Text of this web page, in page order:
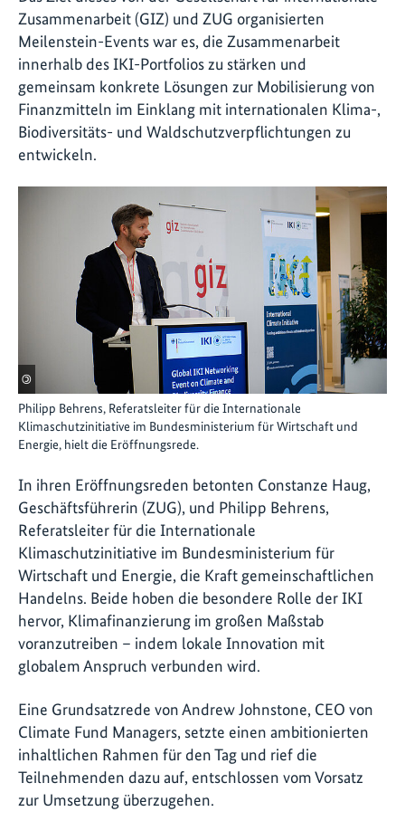
Zusammenarbeit (GIZ) und ZUG organisierten
Meilenstein-Events war es, die Zusammenarbeit
innerhalb des IKI-Portfolios zu stärken und
gemeinsam konkrete Lösungen zur Mobilisierung von
Finanzmitteln im Einklang mit internationalen Klima-,
Biodiversitäts- und Waldschutzverpflichtungen zu
entwickeln.
©
Philipp Behrens, Referatsleiter für die Internationale
Klimaschutzinitiative im Bundesministerium für Wirtschaft und
Energie, hielt die Eröffnungsrede.
In ihren Eröffnungsreden betonten Constanze Haug,
Geschäftsführerin (ZUG), und Philipp Behrens,
Referatsleiter für die Internationale
Klimaschutzinitiative im Bundesministerium für
Wirtschaft und Energie, die Kraft gemeinschaftlichen
Handelns. Beide hoben die besondere Rolle der IKI
hervor, Klimafinanzierung im großen Maßstab
voranzutreiben – indem lokale Innovation mit
globalem Anspruch verbunden wird.
Eine Grundsatzrede von Andrew Johnstone, CEO von
Climate Fund Managers, setzte einen ambitionierten
inhaltlichen Rahmen für den Tag und rief die
Teilnehmenden dazu auf, entschlossen vom Vorsatz
zur Umsetzung überzugehen.